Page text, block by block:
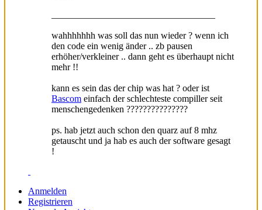
wahhhhhhh was soll das nun wieder ? wenn ich
den code ein wenig änder .. zb pausen
erhöher/verkleiner .. dann geht es überhaupt nicht
mehr !!
kann es sein das der chip was hat ? oder ist
Bascom einfach der schlechteste compiller seit
menschengedenken ???????????????
ps. hab jetzt auch schon den quarz auf 8 mhz
getauscht und ja hab es auch der software gesagt
!
Anmelden
Registrieren